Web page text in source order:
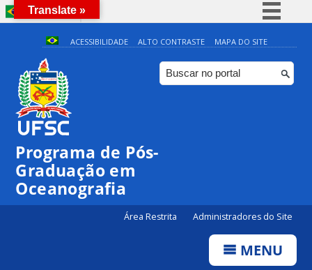
BRASIL
Simplifique!
Comunica BR
Participe
ACESSIBILIDADE ALTO CONTRASTE MAPA DO SITE
Programa de Pós-
Graduação em
Oceanografia
Área Restrita Administradores do Site
MENU
0:00
1:00
2:00
Translate »